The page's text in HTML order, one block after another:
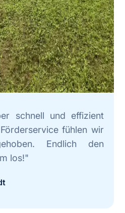
schnell und effizient
fühlen wir
Endlich den
los!"